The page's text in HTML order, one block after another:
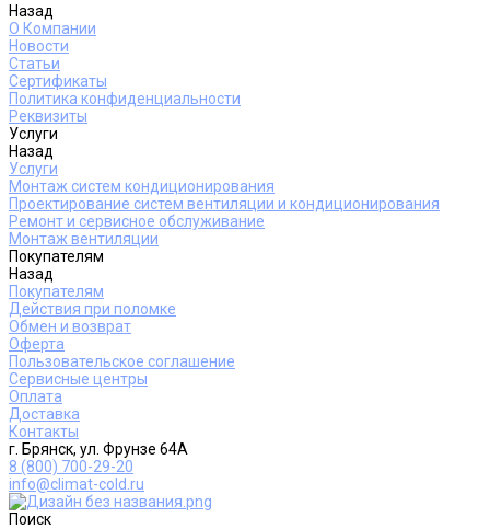
Назад
О Компании
Новости
Статьи
Сертификаты
Политика конфиденциальности
Реквизиты
Услуги
Назад
Услуги
Монтаж систем кондиционирования
Проектирование систем вентиляции и кондиционирования
Ремонт и сервисное обслуживание
Монтаж вентиляции
Покупателям
Назад
Покупателям
Действия при поломке
Обмен и возврат
Оферта
Пользовательское соглашение
Сервисные центры
Оплата
Доставка
Контакты
г. Брянск, ул. Фрунзе 64А
8 (800) 700-29-20
info@climat-cold.ru
Поиск